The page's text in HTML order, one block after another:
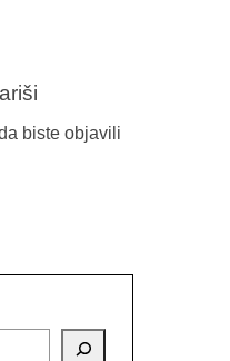
biste objavili